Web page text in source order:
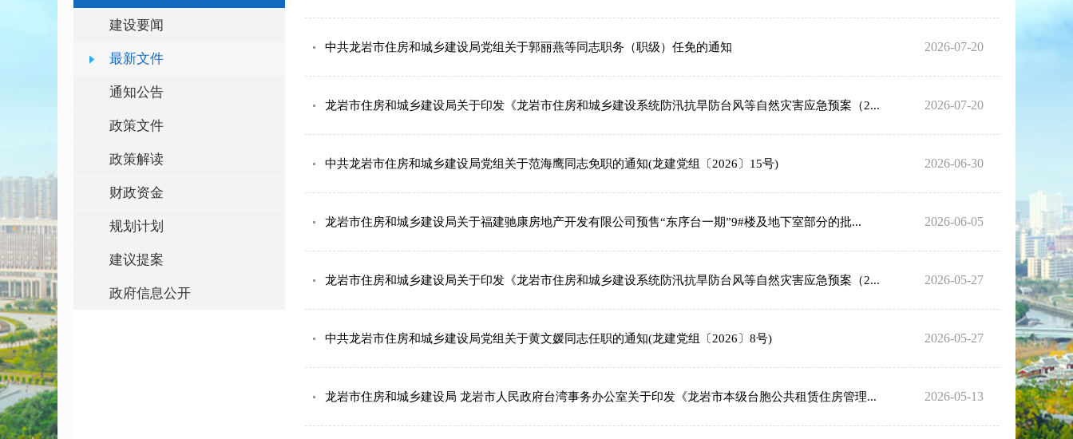
建设要闻
最新文件
通知公告
政策文件
政策解读
财政资金
规划计划
建议提案
政府信息公开
2026-07-20
中共龙岩市住房和城乡建设局党组关于郭丽燕等同志职务（职级）任免的通知
2026-07-20
龙岩市住房和城乡建设局关于印发《龙岩市住房和城乡建设系统防汛抗旱防台风等自然灾害应急预案（2...
2026-06-30
中共龙岩市住房和城乡建设局党组关于范海鹰同志免职的通知(龙建党组〔2026〕15号)
2026-06-05
龙岩市住房和城乡建设局关于福建驰康房地产开发有限公司预售“东序台一期”9#楼及地下室部分的批...
2026-05-27
龙岩市住房和城乡建设局关于印发《龙岩市住房和城乡建设系统防汛抗旱防台风等自然灾害应急预案（2...
2026-05-27
中共龙岩市住房和城乡建设局党组关于黄文媛同志任职的通知(龙建党组〔2026〕8号)
2026-05-13
龙岩市住房和城乡建设局 龙岩市人民政府台湾事务办公室关于印发《龙岩市本级台胞公共租赁住房管理...